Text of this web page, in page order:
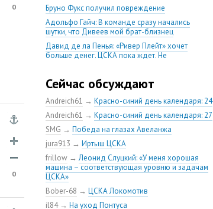
0
0
Бруно Фукс получил повреждение
Адольфо Гайч: В команде сразу начались
шутки, что Дивеев мой брат-близнец
Давид де ла Пенья: «Ривер Плейт» хочет
больше денег. ЦСКА пока ждет. Не
08.08.2020 Химки — ЦСКА — 0:2. Обзор
матча
Первый матч сезона в РПЛ —
увереннейшая победа ЦСКА. Гончаренко
выпустил 11 россиян в старте
Ганчаренко — о Гайче: «Если покупаем за
большие деньги, значит, рассчитываем как
на основного форварда»
Ганчаренко: «Влашича сложно заменить,
но Кучаеву и Дзагоеву сегодня это
удалось»
Константин Кучаев: «Гол забивает
Сейчас обсуждают
Andreich61 → Красно-синий день календаря: 24
Andreich61 → Красно-синий день календаря: 27
SMG → Победа на глазах Авеланжа
jura913 → Иртыш ЦСКА
frillow →Леонид Слуцкий: «У меня хорошая
машина – соответствующая уровню и задачам
ЦСКА»
Bober-68 → ЦСКА Локомотив
il84→ На уход Понтуса